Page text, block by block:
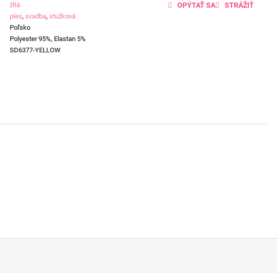
žltá
ples, svadba, stužková
Poľsko
Polyester 95%, Elastan 5%
SD6377-YELLOW
OPÝTAŤ SA STRÁŽIŤ